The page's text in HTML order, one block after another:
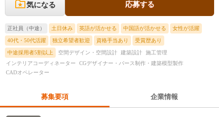
気になる 応募する
正社員（中途） 土日休み 英語が活かせる 中国語が活かせる 女性が活躍
40代・50代活躍 独立希望者歓迎 資格手当あり 受賞歴あり
中途採用者5割以上 空間デザイン・空間設計 建築設計 施工管理
インテリアコーディネーター
CGデザイナー・パース制作・建築模型製作
CADオペレーター
募集要項 企業情報